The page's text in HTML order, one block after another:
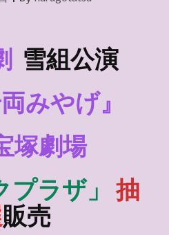
雪組公演
みやげ』
塚劇場
プラザ」 抽
販売